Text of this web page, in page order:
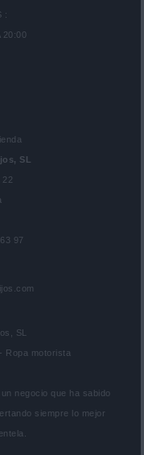
:
20:00
SL
22
97
SL
Ropa motorista
negocio que ha sabido
siempre lo mejor